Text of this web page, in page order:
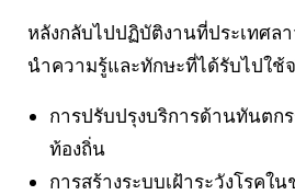
หลังกลับไปปฏิบัติงานที่ประเทศล
นำความรู้และทักษะที่ได้รับไปใช้
การปรับปรุงบริการด้านทันตก
ท้องถิ่น
การสร้างระบบเฝ้าระวังโรคใ